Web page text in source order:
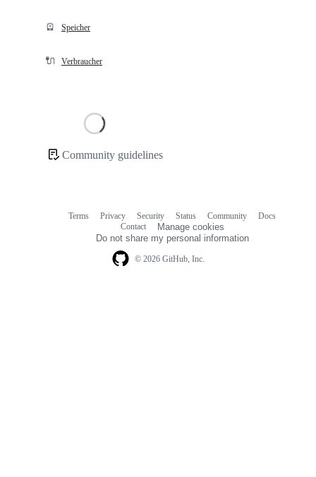
🪫 Speicher
🔌 Verbraucher
Community guidelines
© 2026 GitHub, Inc.
Terms Privacy Security Status Community
Docs
Contact
Manage cookies
Do not share my personal information